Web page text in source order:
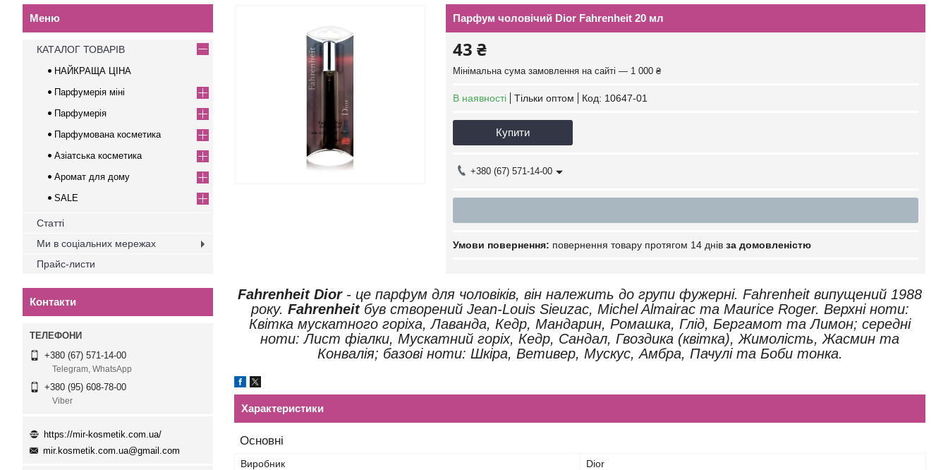
Парфум чоловічий Dior Fahrenheit 20 мл
43 ₴
Мінімальна сума замовлення на сайті — 1 000 ₴
В наявності Тільки оптом Код: 10647-01
Купити
+380 (67) 571-14-00
повернення товару протягом 14 днів за домовленістю
Fahrenheit Dior - це парфум для чоловіків, він належить до групи фужерні. Fahrenheit випущений 1988
року. Fahrenheit був створений Jean-Louis Sieuzac, Michel Almairac та Maurice Roger. Верхні ноти:
Квітка мускатного горіха, Лаванда, Кедр, Мандарин, Ромашка, Глід, Бергамот та Лимон; середні
ноти: Лист фіалки, Мускатний горіх, Кедр, Сандал, Гвоздика (квітка), Жимолість, Жасмин та
Конвалія; базові ноти: Шкіра, Ветивер, Мускус, Амбра, Пачулі та Боби тонка.
Характеристики
Основні
Виробник
Dior
КАТАЛОГ ТОВАРІВ
НАЙКРАЩА ЦІНА
Парфумерія міні
Парфумерія
Парфумована косметика
Азіатська косметика
Аромат для дому
SALE
Статті
Ми в соціальних мережах
Прайс-листи
Контакти
+380 (67) 571-14-00
Telegram, WhatsApp
+380 (95) 608-78-00
Viber
https://mir-kosmetik.com.ua/
mir.kosmetik.com.ua@gmail.com